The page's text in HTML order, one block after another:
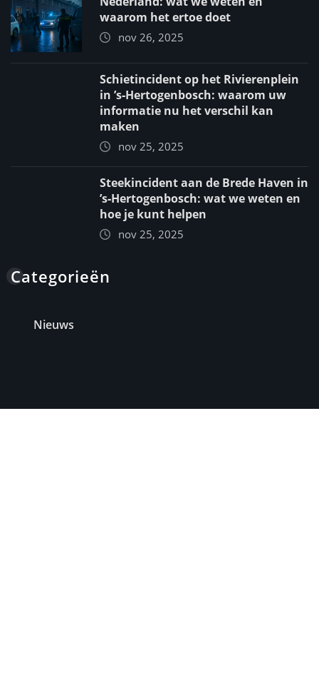
waarom het ertoe doet
nov 26, 2025
Schietincident op het Rivierenplein
in ’s‑Hertogenbosch: waarom uw
informatie nu het verschil kan
maken
nov 25, 2025
Steekincident aan de Brede Haven in
’s‑Hertogenbosch: wat we weten en
hoe je kunt helpen
nov 25, 2025
Categorieën
Nieuws